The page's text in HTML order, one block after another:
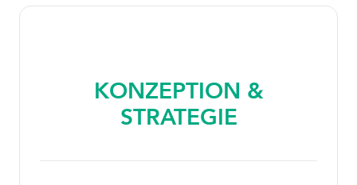
KONZEPTION &
STRATEGIE